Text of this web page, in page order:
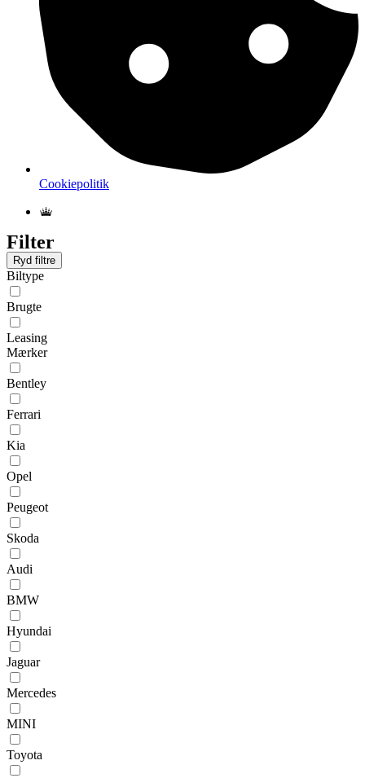
Cookiepolitik
Filter
Ryd filtre
Biltype
Brugte
Leasing
Mærker
Bentley
Ferrari
Kia
Opel
Peugeot
Skoda
Audi
BMW
Hyundai
Jaguar
Mercedes
MINI
Toyota